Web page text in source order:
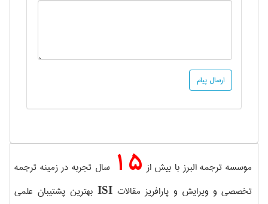
موسسه ترجمه البرز با بیش از 15 سال تجربه در زمینه ترجمه
تخصصی و ویرایش و پارافریز مقالاتISI بهترین پشتیبان علمی